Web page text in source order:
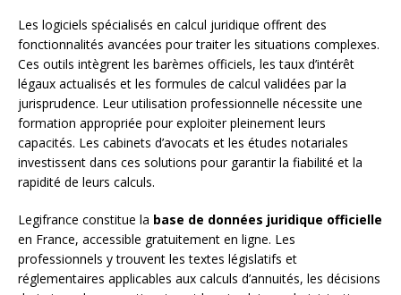
Les logiciels spécialisés en calcul juridique offrent des
fonctionnalités avancées pour traiter les situations complexes.
Ces outils intègrent les barèmes officiels, les taux d’intérêt
légaux actualisés et les formules de calcul validées par la
jurisprudence. Leur utilisation professionnelle nécessite une
formation appropriée pour exploiter pleinement leurs
capacités. Les cabinets d’avocats et les études notariales
investissent dans ces solutions pour garantir la fiabilité et la
rapidité de leurs calculs.
Legifrance constitue la base de données juridique officielle
en France, accessible gratuitement en ligne. Les
professionnels y trouvent les textes législatifs et
réglementaires applicables aux calculs d’annuités, les décisions